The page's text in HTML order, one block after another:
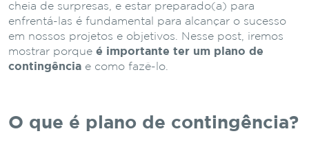
cheia de surpresas, e estar preparado(a) para
enfrentá-las é fundamental para alcançar o sucesso
em nossos projetos e objetivos. Nesse post, iremos
mostrar porque é importante ter um plano de
contingência e como fazê-lo.
O que é plano de contingência?